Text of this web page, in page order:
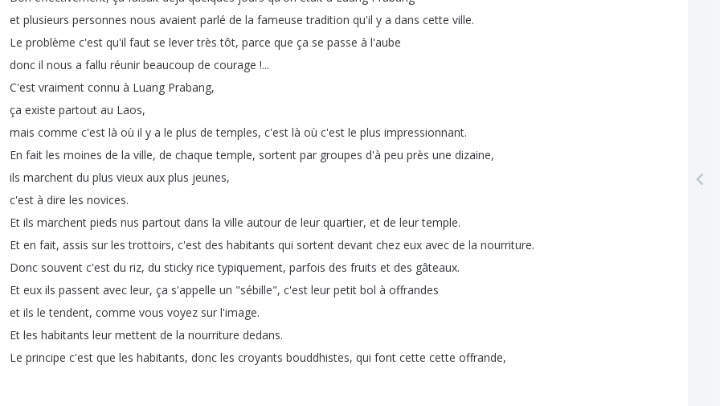
et plusieurs personnes nous avaient parlé de la fameuse tradition qu'il y a dans cette ville.
Le problème c'est qu'il faut se lever très tôt, parce que ça se passe à l'aube
donc il nous a fallu réunir beaucoup de courage !...
C'est vraiment connu à Luang Prabang,
ça existe partout au Laos,
mais comme c'est là où il y a le plus de temples, c'est là où c'est le plus impressionnant.
En fait les moines de la ville, de chaque temple, sortent par groupes d'à peu près une dizaine,
ils marchent du plus vieux aux plus jeunes,
c'est à dire les novices.
Et ils marchent pieds nus partout dans la ville autour de leur quartier, et de leur temple.
Et en fait, assis sur les trottoirs, c'est des habitants qui sortent devant chez eux avec de la nourriture.
Donc souvent c'est du riz, du sticky rice typiquement, parfois des fruits et des gâteaux.
Et eux ils passent avec leur, ça s'appelle un "sébille", c'est leur petit bol à offrandes
et ils le tendent, comme vous voyez sur l'image.
Et les habitants leur mettent de la nourriture dedans.
Le principe c'est que les habitants, donc les croyants bouddhistes, qui font cette cette offrande,